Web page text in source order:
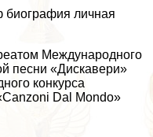
биография личная
Международного
песни «Дискавери»
конкурса
Dal Mondo»